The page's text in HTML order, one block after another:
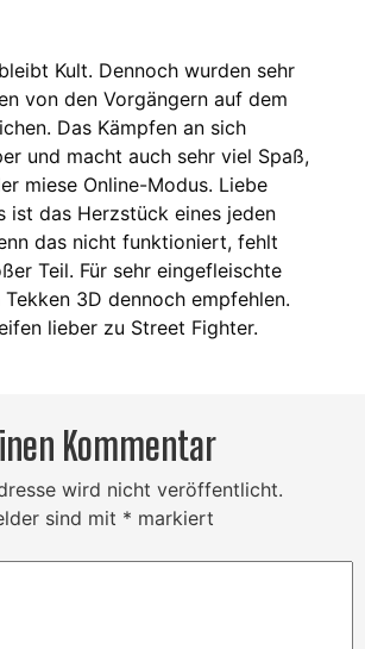
Kult. Dennoch wurden sehr
von den Vorgängern auf dem
Das Kämpfen an sich
und macht auch sehr viel Spaß,
miese Online-Modus. Liebe
ist das Herzstück eines jeden
das nicht funktioniert, fehlt
Teil. Für sehr eingefleischte
Tekken 3D dennoch empfehlen.
lieber zu Street Fighter.
Kommentar
wird nicht veröffentlicht.
sind mit * markiert